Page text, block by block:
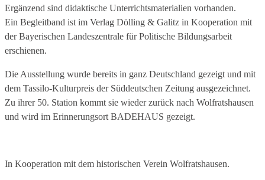
Ergänzend sind didaktische Unterrichtsmaterialien vorhanden.
Ein Begleitband ist im Verlag Dölling & Galitz in Kooperation mit
der Bayerischen Landeszentrale für Politische Bildungsarbeit
erschienen.
Die Ausstellung wurde bereits in ganz Deutschland gezeigt und mit
dem Tassilo-Kulturpreis der Süddeutschen Zeitung ausgezeichnet.
Zu ihrer 50. Station kommt sie wieder zurück nach Wolfratshausen
und wird im Erinnerungsort BADEHAUS gezeigt.
In Kooperation mit dem historischen Verein Wolfratshausen.